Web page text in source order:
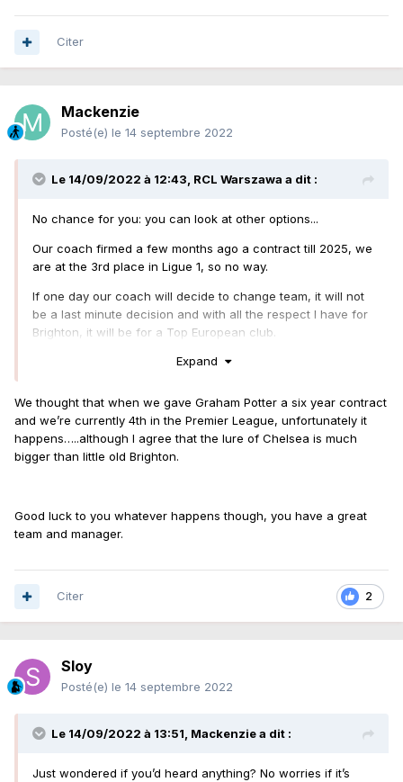
Citer
Mackenzie
Posté(e) le 14 septembre 2022
Le 14/09/2022 à 12:43, RCL Warszawa a dit :
No chance for you: you can look at other options...
Our coach firmed a few months ago a contract till 2025, we
are at the 3rd place in Ligue 1, so no way.
If one day our coach will decide to change team, it will not
be a last minute decision and with all the respect I have for
Brighton, it will be for a Top European club.
Expand
We thought that when we gave Graham Potter a six year contract
and we’re currently 4th in the Premier League, unfortunately it
happens…..although I agree that the lure of Chelsea is much
bigger than little old Brighton.
Good luck to you whatever happens though, you have a great
team and manager.
2
Citer
Sloy
Posté(e) le 14 septembre 2022
Le 14/09/2022 à 13:51, Mackenziea dit :
Just wondered if you’d heard anything? No worries if it’s